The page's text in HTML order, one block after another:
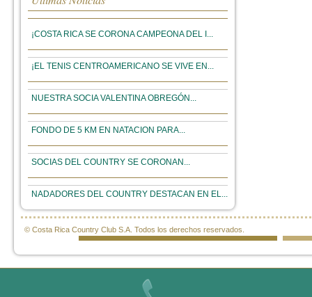
¡COSTA RICA SE CORONA CAMPEONA DEL I...
¡EL TENIS CENTROAMERICANO SE VIVE EN...
NUESTRA SOCIA VALENTINA OBREGÓN...
FONDO DE 5 KM EN NATACION PARA...
SOCIAS DEL COUNTRY SE CORONAN...
NADADORES DEL COUNTRY DESTACAN EN EL...
© Costa Rica Country Club S.A. Todos los derechos reservados.